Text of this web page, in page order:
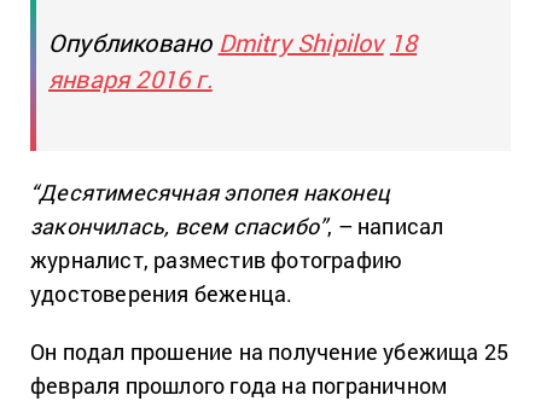
Опубликовано Dmitry Shipilov 18
января 2016 г.
“Десятимесячная эпопея наконец
закончилась, всем спасибо”, – написал
журналист, разместив фотографию
удостоверения беженца.
Он подал прошение на получение убежища 25
февраля прошлого года на пограничном